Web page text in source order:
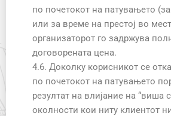
по почетокот на патувањето
или за време на престој во
организаторот го задржува
договорената цена.
4.6. Доколку корисникот се
по почетокот на патувањето
резултат на влијание на “виша
околности кои ниту клиентот